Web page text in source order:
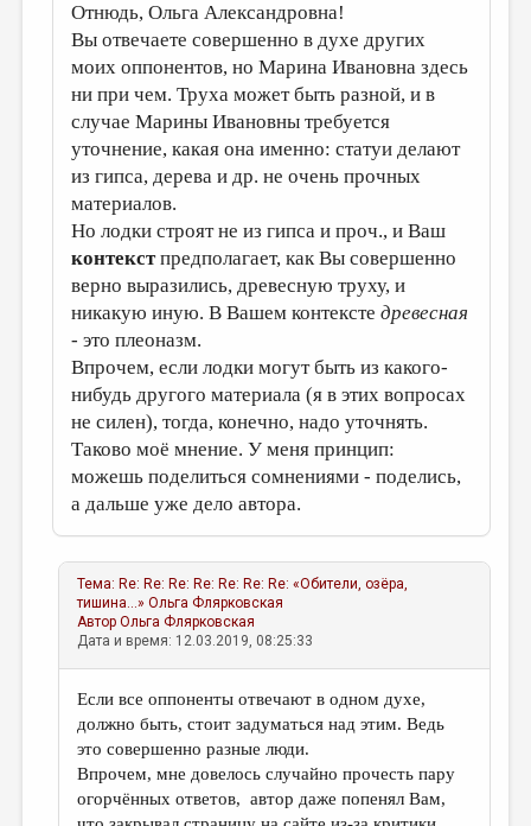
Отнюдь, Ольга Александровна!
Вы отвечаете совершенно в духе других
моих оппонентов, но Марина Ивановна здесь
ни при чем. Труха может быть разной, и в
случае Марины Ивановны требуется
уточнение, какая она именно: статуи делают
из гипса, дерева и др. не очень прочных
материалов.
Но лодки строят не из гипса и проч., и Ваш
контекстпредполагает, как Вы совершенно
верно выразились, древесную труху, и
никакую иную. В Вашем контекстедревесная
- это плеоназм.
Впрочем, если лодки могут быть из какого-
нибудь другого материала (я в этих вопросах
не силен), тогда, конечно, надо уточнять.
Таково моё мнение. У меня принцип:
можешь поделиться сомнениями - поделись,
а дальше уже дело автора.
Тема: Re: Re: Re: Re: Re: Re: Re: «Обители, озёра,
тишина...» Ольга Флярковская
АвторОльга Флярковская
Дата и время: 12.03.2019, 08:25:33
Если все оппоненты отвечают в одном духе,
должно быть, стоит задуматься над этим. Ведь
это совершенно разные люди.
Впрочем, мне довелось случайно прочесть пару
огорчённых ответов, автор даже попенял Вам,